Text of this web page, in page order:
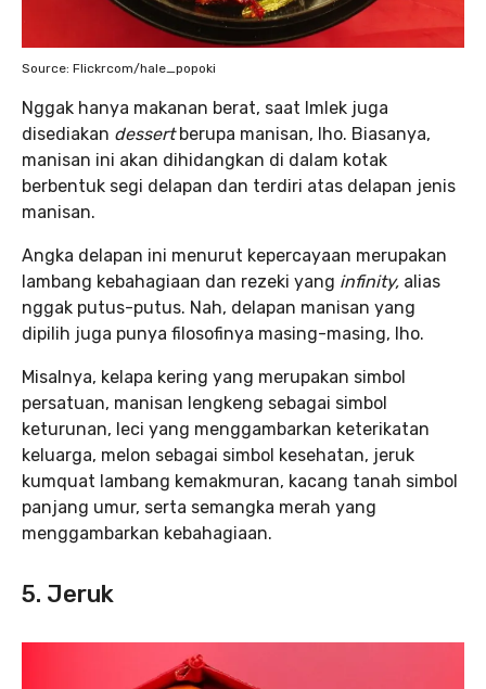
Source: Flickrcom/hale_popoki
Nggak hanya makanan berat, saat Imlek juga
disediakan dessert berupa manisan, lho. Biasanya,
manisan ini akan dihidangkan di dalam kotak
berbentuk segi delapan dan terdiri atas delapan jenis
manisan.
Angka delapan ini menurut kepercayaan merupakan
lambang kebahagiaan dan rezeki yang infinity, alias
nggak putus-putus. Nah, delapan manisan yang
dipilih juga punya filosofinya masing-masing, lho.
Misalnya, kelapa kering yang merupakan simbol
persatuan, manisan lengkeng sebagai simbol
keturunan, leci yang menggambarkan keterikatan
keluarga, melon sebagai simbol kesehatan, jeruk
kumquat lambang kemakmuran, kacang tanah simbol
panjang umur, serta semangka merah yang
menggambarkan kebahagiaan.
5. Jeruk